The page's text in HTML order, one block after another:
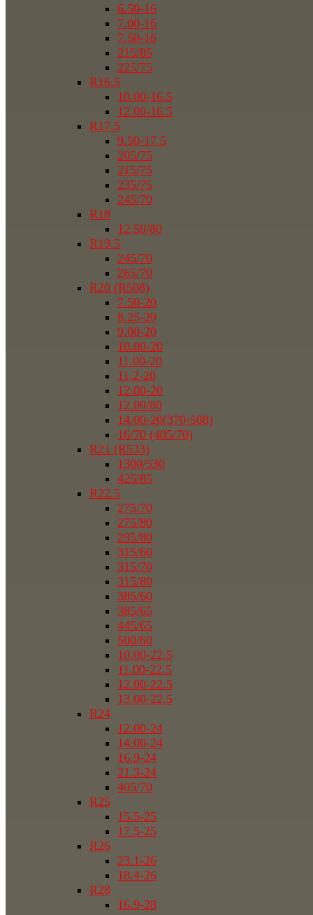
6.50-16
7.00-16
7.50-16
215/85
225/75
R16.5
10.00-16.5
12.00-16.5
R17.5
9.50-17.5
205/75
215/75
235/75
245/70
R18
12.50/80
R19.5
245/70
265/70
R20 (R508)
7.50-20
8.25-20
9.00-20
10.00-20
11.00-20
11.2-20
12.00-20
12.00/80
14.00-20(370-508)
16/70 (405/70)
R21 (R533)
1300/530
425/85
R22.5
275/70
275/80
295/80
315/60
315/70
315/80
385/60
385/65
445/65
500/60
10.00-22.5
11.00-22.5
12.00-22.5
13.00-22.5
R24
12.00-24
14.00-24
16.9-24
21.3-24
405/70
R25
15.5-25
17.5-25
R26
23.1-26
18.4-26
R28
16.9-28